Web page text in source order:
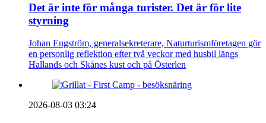
Det är inte för många turister. Det är för lite
styrning
Johan Engström, generalsekreterare, Naturturismföretagen gör
en personlig reflektion efter två veckor med husbil längs
Hallands och Skånes kust och på Österlen
2026-08-03 03:24